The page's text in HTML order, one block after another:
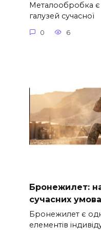
Металообробка
галузей сучасної
0 6
Бронежилет:
сучасних
Бронежилет є
елементів